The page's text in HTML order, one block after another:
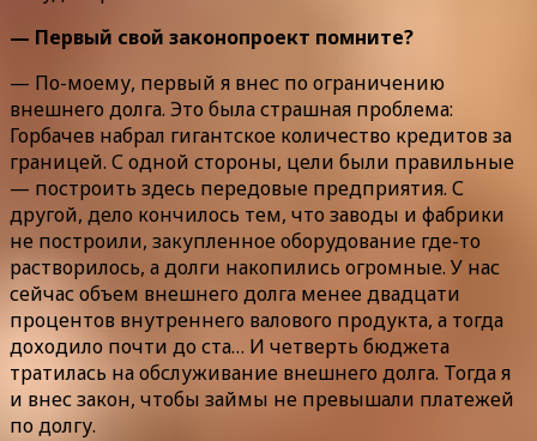
— Первый свой законопроект помните?
— По-моему, первый я внес по ограничению
внешнего долга. Это была страшная проблема:
Горбачев набрал гигантское количество кредитов за
границей. С одной стороны, цели были правильные
— построить здесь передовые предприятия. С
другой, дело кончилось тем, что заводы и фабрики
не построили, закупленное оборудование где-то
растворилось, а долги накопились огромные. У нас
сейчас объем внешнего долга менее двадцати
процентов внутреннего валового продукта, а тогда
доходило почти до ста… И четверть бюджета
тратилась на обслуживание внешнего долга. Тогда я
и внес закон, чтобы займы не превышали платежей
по долгу.